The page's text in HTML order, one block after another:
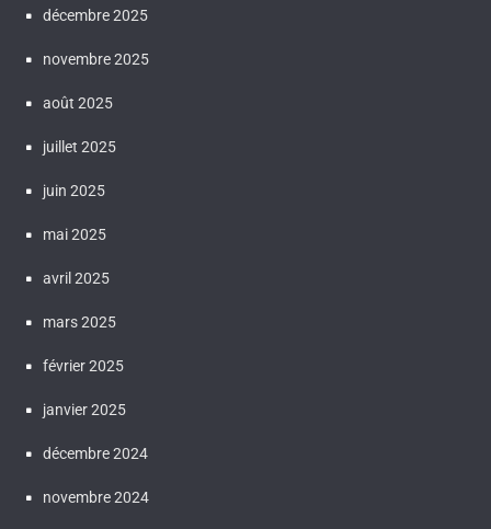
décembre 2025
novembre 2025
août 2025
juillet 2025
juin 2025
mai 2025
avril 2025
mars 2025
février 2025
janvier 2025
décembre 2024
novembre 2024